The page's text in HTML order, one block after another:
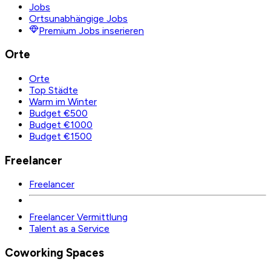
Jobs
Ortsunabhängige Jobs
Premium Jobs inserieren
Orte
Orte
Top Städte
Warm im Winter
Budget €500
Budget €1000
Budget €1500
Freelancer
Freelancer
Freelancer Vermittlung
Talent as a Service
Coworking Spaces